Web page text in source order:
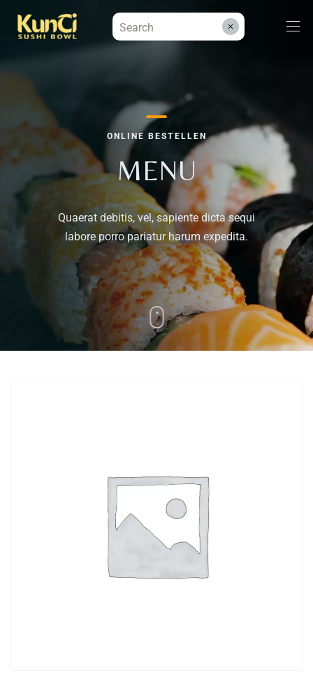
Menüs
Kontakt
Reservieren
ONLINE BESTELLEN
MENU
Quaerat debitis, vel, sapiente dicta sequi
labore porro pariatur harum expedita.